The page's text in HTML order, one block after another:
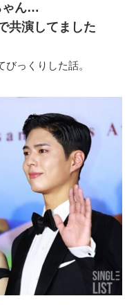
ゃん…
共演してました
っくりした話。